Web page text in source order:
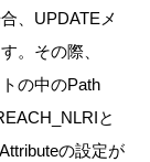
、UPDATEメ
。その際、
の中のPath
と
の設定が